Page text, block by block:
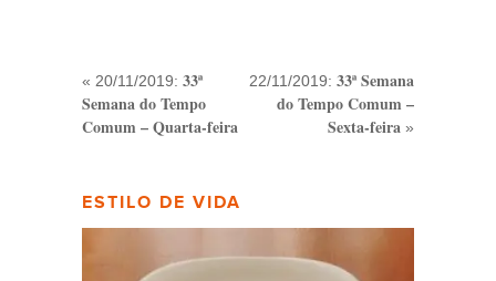
« 20/11/2019: 33ª
Semana do Tempo
Comum – Quarta-feira
22/11/2019: 33ª Semana
do Tempo Comum –
Sexta-feira »
ESTILO DE VIDA